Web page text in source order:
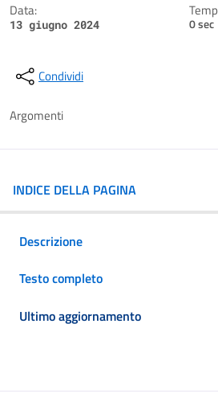
Data:
13 giugno 2024 0 sec
Condividi
Argomenti
INDICE DELLA PAGINA
Descrizione
Testo completo
Ultimo aggiornamento